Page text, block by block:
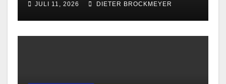
JULI 11, 2026 DIETER BROCKMEYER